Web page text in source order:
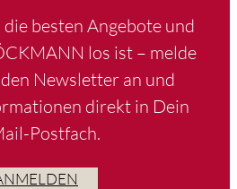
besten Angebote und
los ist – melde
Newsletter an und
direkt in Dein
Postfach.